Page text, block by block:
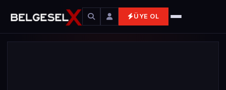
ÜYE OL